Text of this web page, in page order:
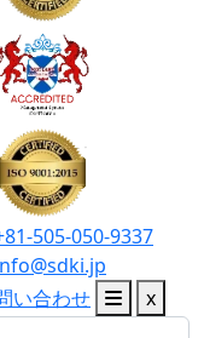
505-050-9337
い合わせ
x